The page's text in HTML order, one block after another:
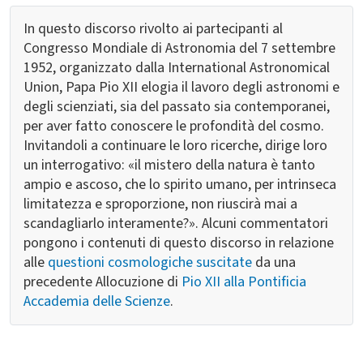
In questo discorso rivolto ai partecipanti al
Congresso Mondiale di Astronomia del 7 settembre
1952, organizzato dalla International Astronomical
Union, Papa Pio XII elogia il lavoro degli astronomi e
degli scienziati, sia del passato sia contemporanei,
per aver fatto conoscere le profondità del cosmo.
Invitandoli a continuare le loro ricerche, dirige loro
un interrogativo: «il mistero della natura è tanto
ampio e ascoso, che lo spirito umano, per intrinseca
limitatezza e sproporzione, non riuscirà mai a
scandagliarlo interamente?». Alcuni commentatori
pongono i contenuti di questo discorso in relazione
alle questioni cosmologiche suscitate da una
precedente Allocuzione di Pio XII alla Pontificia
Accademia delle Scienze.